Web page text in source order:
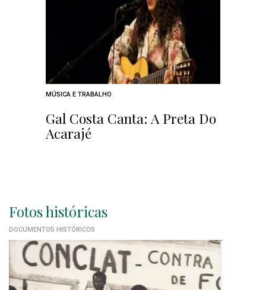
MÚSICA E TRABALHO
Gal Costa Canta: A Preta Do
Acarajé
Fotos históricas
DOCUMENTOS HISTÓRICOS